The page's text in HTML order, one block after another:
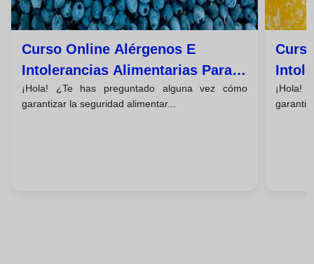
Curso Online Alérgenos E
Intolerancias Alimentarias Para
Residencias
¡Hola! ¿Te has preguntado alguna vez cómo
garantizar la seguridad alimentar...
¡Hola!